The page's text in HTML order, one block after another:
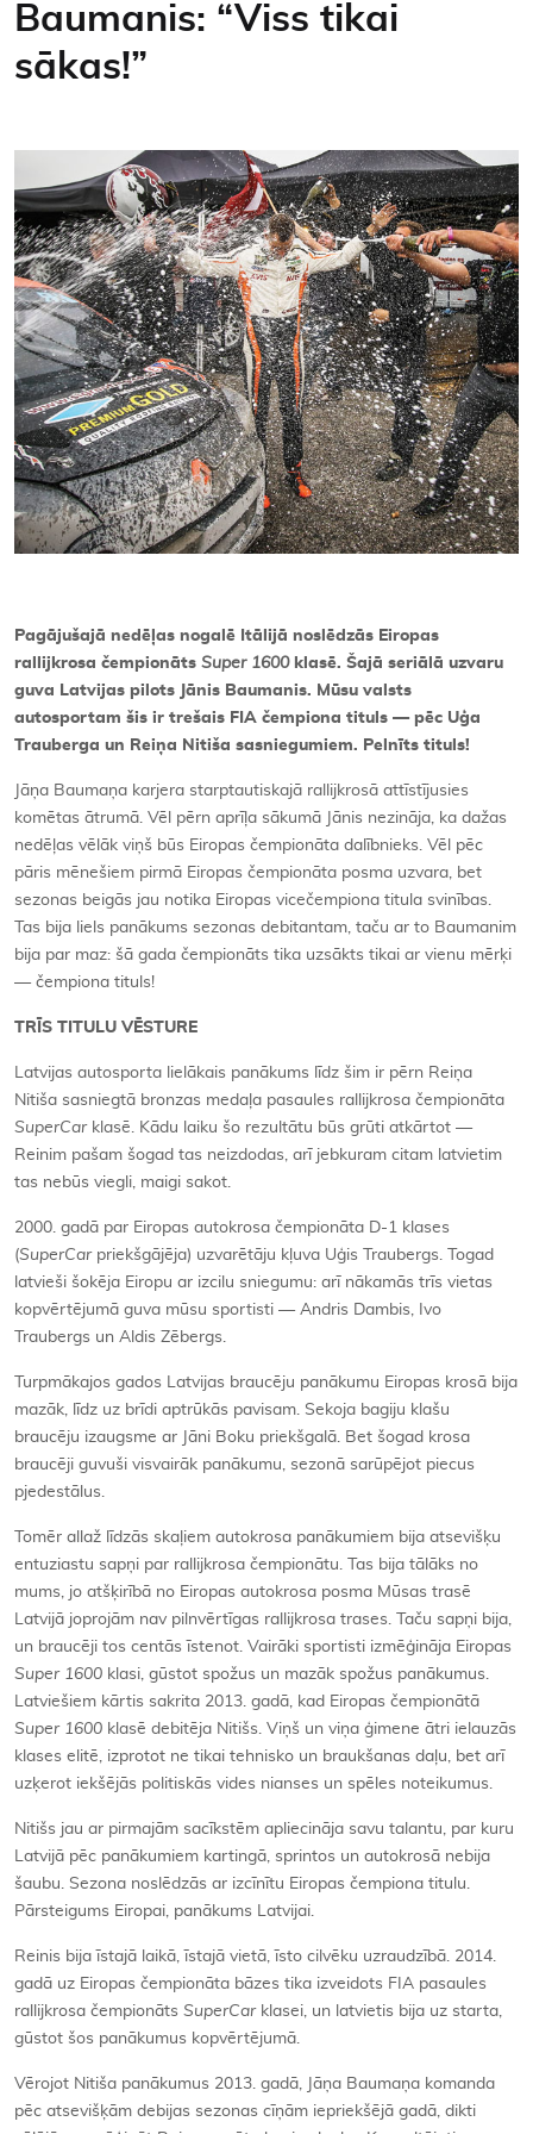
Baumanis: “Viss tikai
sākas!”
Pagājušajā nedēļas nogalē Itālijā noslēdzās Eiropas
rallijkrosa čempionāts Super 1600klasē. Šajā seriālā uzvaru
guva Latvijas pilots Jānis Baumanis. Mūsu valsts
autosportam šis ir trešais FIA čempiona tituls — pēc Uģa
Trauberga un Reiņa Nitiša sasniegumiem. Pelnīts tituls!
Jāņa Baumaņa karjera starptautiskajā rallijkrosā attīstījusies
komētas ātrumā. Vēl pērn aprīļa sākumā Jānis nezināja, ka dažas
nedēļas vēlāk viņš būs Eiropas čempionāta dalībnieks. Vēl pēc
pāris mēnešiem pirmā Eiropas čempionāta posma uzvara, bet
sezonas beigās jau notika Eiropas vicečempiona titula svinības.
Tas bija liels panākums sezonas debitantam, taču ar to Baumanim
bija par maz: šā gada čempionāts tika uzsākts tikai ar vienu mērķi
— čempiona tituls!
TRĪS TITULU VĒSTURE
Latvijas autosporta lielākais panākums līdz šim ir pērn Reiņa
Nitiša sasniegtā bronzas medaļa pasaules rallijkrosa čempionāta
SuperCarklasē. Kādu laiku šo rezultātu būs grūti atkārtot —
Reinim pašam šogad tas neizdodas, arī jebkuram citam latvietim
tas nebūs viegli, maigi sakot.
2000. gadā par Eiropas autokrosa čempionāta D-1 klases
(SuperCarpriekšgājēja) uzvarētāju kļuva Uģis Traubergs. Togad
latvieši šokēja Eiropu ar izcilu sniegumu: arī nākamās trīs vietas
kopvērtējumā guva mūsu sportisti — Andris Dambis, Ivo
Traubergs un Aldis Zēbergs.
Turpmākajos gados Latvijas braucēju panākumu Eiropas krosā bija
mazāk, līdz uz brīdi aptrūkās pavisam. Sekoja bagiju klašu
braucēju izaugsme ar Jāni Boku priekšgalā. Bet šogad krosa
braucēji guvuši visvairāk panākumu, sezonā sarūpējot piecus
pjedestālus.
Tomēr allaž līdzās skaļiem autokrosa panākumiem bija atsevišķu
entuziastu sapņi par rallijkrosa čempionātu. Tas bija tālāks no
mums, jo atšķirībā no Eiropas autokrosa posma Mūsas trasē
Latvijā joprojām nav pilnvērtīgas rallijkrosa trases. Taču sapņi bija,
un braucēji tos centās īstenot. Vairāki sportisti izmēģināja Eiropas
Super 1600 klasi, gūstot spožus un mazāk spožus panākumus.
Latviešiem kārtis sakrita 2013. gadā, kad Eiropas čempionātā
Super 1600 klasē debitēja Nitišs. Viņš un viņa ģimene ātri ielauzās
klases elitē, izprotot ne tikai tehnisko un braukšanas daļu, bet arī
uzķerot iekšējās politiskās vides nianses un spēles noteikumus.
Nitišs jau ar pirmajām sacīkstēm apliecināja savu talantu, par kuru
Latvijā pēc panākumiem kartingā, sprintos un autokrosā nebija
šaubu. Sezona noslēdzās ar izcīnītu Eiropas čempiona titulu.
Pārsteigums Eiropai, panākums Latvijai.
Reinis bija īstajā laikā, īstajā vietā, īsto cilvēku uzraudzībā. 2014.
gadā uz Eiropas čempionāta bāzes tika izveidots FIA pasaules
rallijkrosa čempionāts SuperCarklasei, un latvietis bija uz starta,
gūstot šos panākumus kopvērtējumā.
Vērojot Nitiša panākumus 2013. gadā, Jāņa Baumaņa komanda
pēc atsevišķām debijas sezonas cīņām iepriekšējā gadā, dikti